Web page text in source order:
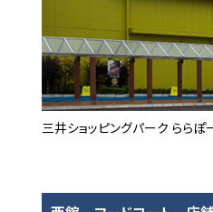
三井ショッピングパーク らら